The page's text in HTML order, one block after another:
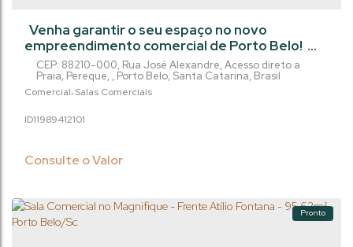
Comercial Salas Comerciais
Consulte o Valor
2101
1198941
CEP: 88210-000, Rua José Alexandre,Acesso direto a
Praia, Pereque , Porto Belo, Santa Catarina, Brasil
Venha garantir o seu espaço no novo
empreendimento comercial de Porto Belo!
Localizado na Rua José Alexandre, essa sala
comercial de 190,36m² está com entrega
prevista para dezembro de 2029. È perfeito
localizado para o seu negócio. Não perca essa
conosco e agende uma visita para conhecer
Pronto